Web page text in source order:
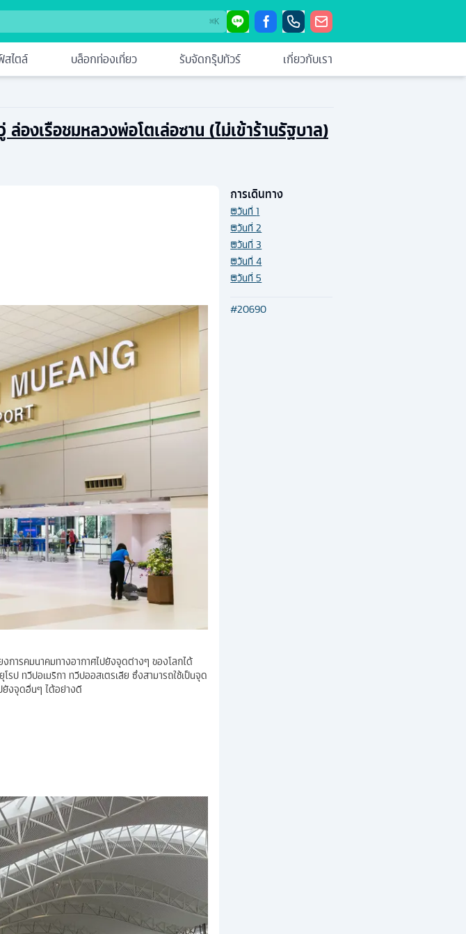
⌘K
สไตล์ บล็อกท่องเที่ยว รับจัดกรุ๊ปทัวร์ เกี่ยวกับเรา
งเรือชมหลวงพ่อโตเล่อซาน (ไม่เข้าร้านรัฐบาล)
การคมนาคมทางอากาศไปยังจุดต่างๆ ของโลกได้
รป ทวีปอเมริกา ทวีปออสเตรเลีย ซึ่งสามารถใช้เป็นจุด
งจุดอื่นๆ ได้อย่างดี
การเดินทาง
วันที่1
วันที่2
วันที่3
วันที่4
วันที่5
#20690